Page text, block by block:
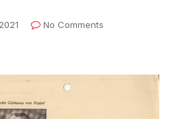
No Comments